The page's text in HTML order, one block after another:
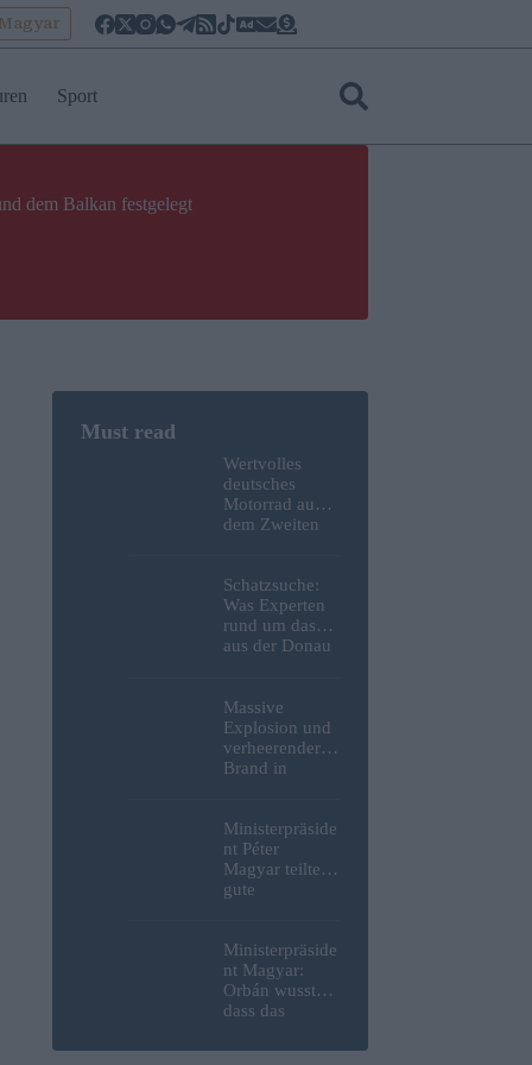
Sport
dem Balkan festgelegt
Wertvolles
deutsches
Motorrad aus
dem Zweiten
Überreste und
Sprengstoff aus
der Donau in
Budapest
Schatzsuche:
Was Experten
rund um das
aus der Donau
deutsche
Motorrad
gefunden
haben – Fotos
Massive
Explosion und
verheerender
Brand in
MOL-
Raffinerie:
Werden die
Kraftstoffpreise
Ministerpräside
nt Péter
Magyar teilte
gute
freiwilliger
Verbrauchsred
uzierungen
mit, da erneut
gebrochen
Ministerpräside
nt Magyar:
Orbán wusste,
dass das
Energiesystem